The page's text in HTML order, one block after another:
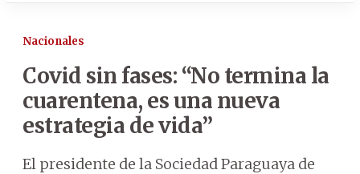
Nacionales
Covid sin fases: “No termina la
cuarentena, es una nueva
estrategia de vida”
El presidente de la Sociedad Paraguaya de